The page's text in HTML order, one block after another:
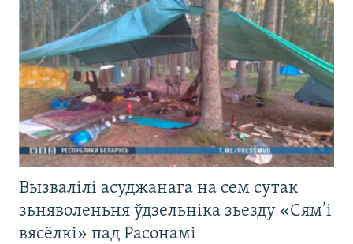
Вызвалілі асуджанага на сем сутак
зьняволеньня ўдзельніка зьезду «Сям’і
вясёлкі» пад Расонамі